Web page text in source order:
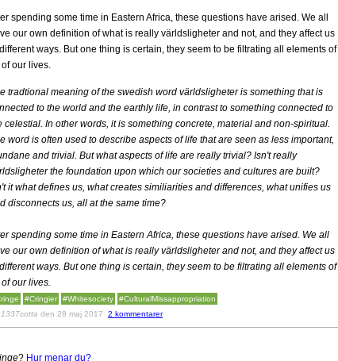
spending some time in Eastern Africa, these questions have arised. We all
our own definition of what is really världsligheter and not, and they affect us
ways. But one thing is certain, they seem to be filtrating all elements of
our lives.
tradtional meaning of the swedish word världsligheter is something that is
to the world and the earthly life, in contrast to something connected to
celestial. In other words, it is something concrete, material and non-spiritual.
word is often used to describe aspects of life that are seen as less important,
and trivial. But what aspects of life are really trivial? Isn't really
the foundation upon which our societies and cultures are built?
it what defines us, what creates similiarities and differences, what unifies us
disconnects us, all at the same time?
spending some time in Eastern Africa, these questions have arised. We all
our own definition of what is really världsligheter and not, and they affect us
ways. But one thing is certain, they seem to be filtrating all elements of
our lives.
#Cringier #Whitesociety
#CulturalMissappropriation
1337cotta den 28 maj 2017 2 kommentarer
? Hur menar du?